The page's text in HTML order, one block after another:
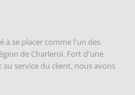
à se placer comme l'un des
de Charleroi. Fort d'une
service du client, nous avons